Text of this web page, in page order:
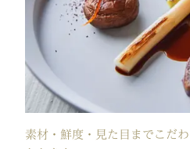
素材・鮮度・見た目までこだ